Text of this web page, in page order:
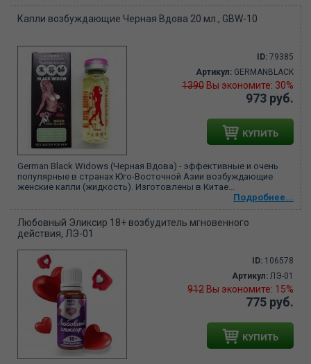
Капли возбуждающие Черная Вдова 20 мл., GBW-10
ID: 79385
Артикул: GERMANBLACK
1390 Вы экономите: 30%
973 руб.
КУПИТЬ
German Black Widows (Черная Вдова) - эффективные и очень
популярные в странах Юго-Восточной Азии возбуждающие
женские капли (жидкость). Изготовлены в Китае...
Подробнее...
Любовный Эликсир 18+ возбудитель мгновенного
действия, ЛЭ-01
ID: 106578
Артикул: ЛЭ-01
912 Вы экономите: 15%
775 руб.
КУПИТЬ